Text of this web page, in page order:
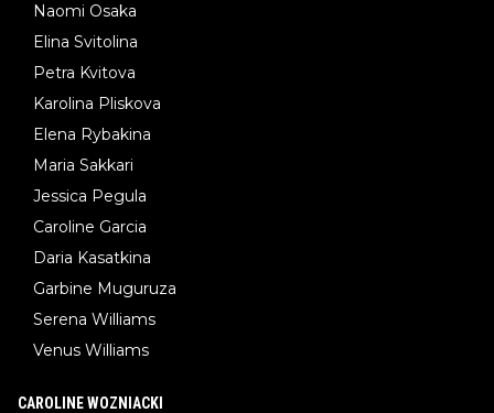
Naomi Osaka
Elina Svitolina
Petra Kvitova
Karolina Pliskova
Elena Rybakina
Maria Sakkari
Jessica Pegula
Caroline Garcia
Daria Kasatkina
Garbine Muguruza
Serena Williams
Venus Williams
CAROLINE WOZNIACKI